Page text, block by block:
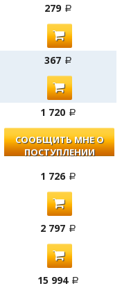
279
367
1 720
СООБЩИТЬ МНЕ О
ПОСТУПЛЕНИИ
1 726
2 797
15 994